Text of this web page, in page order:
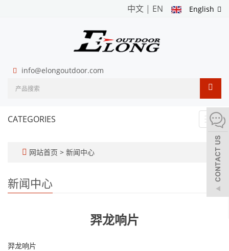
English
中文 | EN
info@elongoutdoor.com
CATEGORIES
网站首页 > 新闻中心
新闻中心
羿龙响片
羿龙响片